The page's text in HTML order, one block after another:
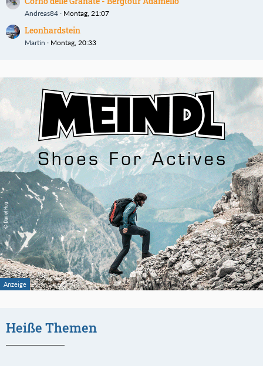
Andreas84 Montag, 21:07
Leonhardstein
Martin Montag, 20:33
Heiße Themen